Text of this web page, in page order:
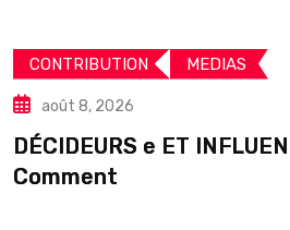
CONTRIBUTION MEDIAS
août 8, 2026
DÉCIDEURS e ET
Comment